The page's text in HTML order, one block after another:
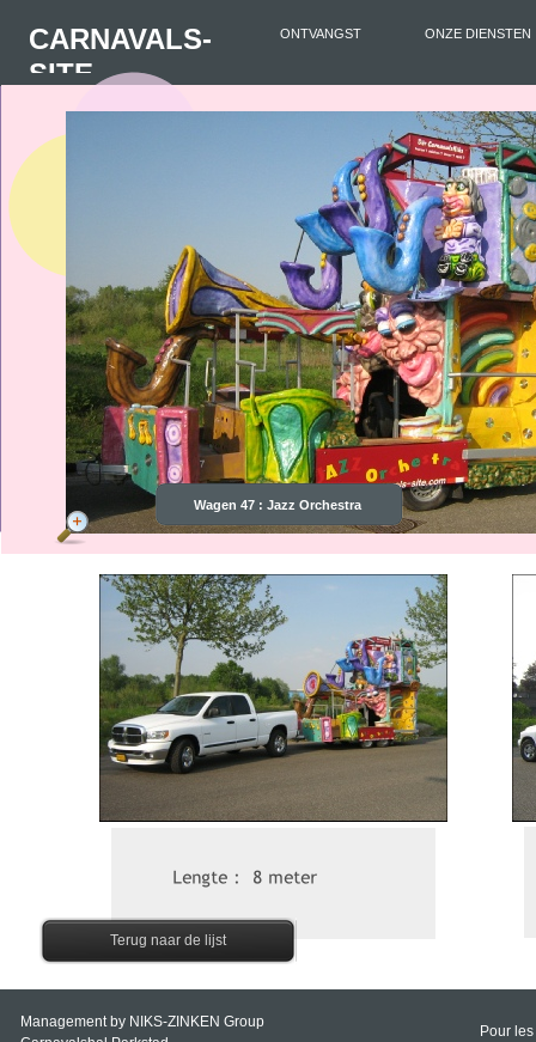
Pour
Management by NIKS-ZINKEN Group
Terug naar de lijst
CARNAVALS-
SITE
Wagen 47 : Jazz Orchestra
ONTVANGST ONZE DIENSTEN